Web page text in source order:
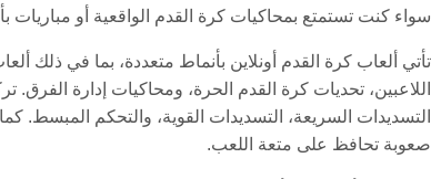
سواء كنت تستمتع بمحاكيات كرة القدم الواقعية أو
اللاعبين، تحديات كرة القدم الحرة، ومحاكيات إدارة الفرق.
التسديدات السريعة، التسديدات القوية، والتحكم المبسط.
صعوبة تحافظ على متعة اللعب.